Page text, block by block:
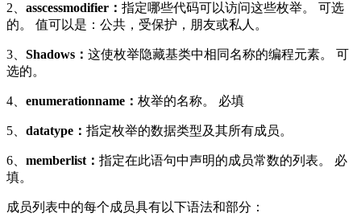
2、 asscessmodifier： 指定哪些代码可以访问这些枚举。 可选
的。 值可以是：公共，受保护，朋友或私人。
3、 Shadows： 这使枚举隐藏基类中相同名称的编程元素。 可
选的。
4、 enumerationname： 枚举的名称。 必填
5、 datatype： 指定枚举的数据类型及其所有成员。
6、 memberlist： 指定在此语句中声明的成员常数的列表。 必
填。
成员列表中的每个成员具有以下语法和部分：